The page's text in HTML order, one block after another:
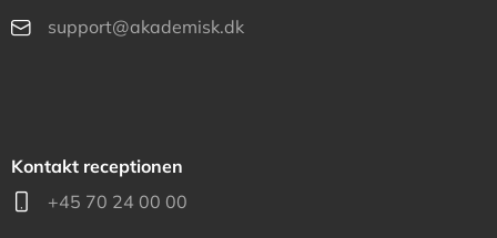
support@akademisk.dk
Kontakt receptionen
+45 70 24 00 00